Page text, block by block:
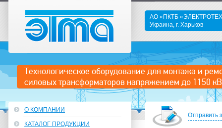
Технологическое оборудование для монтажа и
силовых трансформаторов напряжением до 1150 кВ
АО «ПКТБ
Украина, г. Харьков
Отправить
О КОМПАНИИ
КАТАЛОГ ПРОДУКЦИИ